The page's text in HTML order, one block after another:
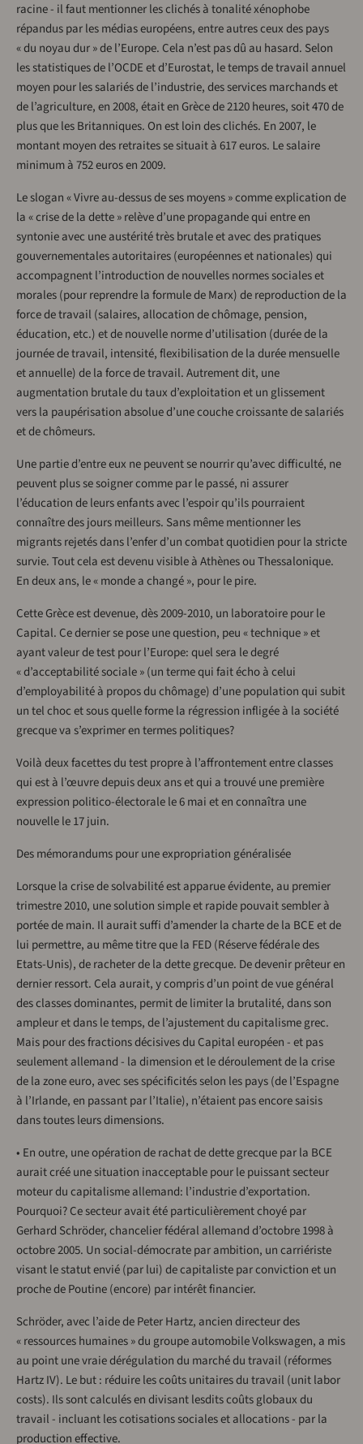
racine - il faut mentionner les clichés à tonalité xénophobe
répandus par les médias européens, entre autres ceux des pays
« du noyau dur » de l’Europe. Cela n’est pas dû au hasard. Selon
les statistiques de l’OCDE et d’Eurostat, le temps de travail annuel
moyen pour les salariés de l’industrie, des services marchands et
de l’agriculture, en 2008, était en Grèce de 2120 heures, soit 470 de
plus que les Britanniques. On est loin des clichés. En 2007, le
montant moyen des retraites se situait à 617 euros. Le salaire
minimum à 752 euros en 2009.
Le slogan « Vivre au-dessus de ses moyens » comme explication de
la « crise de la dette » relève d’une propagande qui entre en
syntonie avec une austérité très brutale et avec des pratiques
gouvernementales autoritaires (européennes et nationales) qui
accompagnent l’introduction de nouvelles normes sociales et
morales (pour reprendre la formule de Marx) de reproduction de la
force de travail (salaires, allocation de chômage, pension,
éducation, etc.) et de nouvelle norme d’utilisation (durée de la
journée de travail, intensité, flexibilisation de la durée mensuelle
et annuelle) de la force de travail. Autrement dit, une
augmentation brutale du taux d’exploitation et un glissement
vers la paupérisation absolue d’une couche croissante de salariés
et de chômeurs.
Une partie d’entre eux ne peuvent se nourrir qu’avec difficulté, ne
peuvent plus se soigner comme par le passé, ni assurer
l’éducation de leurs enfants avec l’espoir qu’ils pourraient
connaître des jours meilleurs. Sans même mentionner les
migrants rejetés dans l’enfer d’un combat quotidien pour la stricte
survie. Tout cela est devenu visible à Athènes ou Thessalonique.
En deux ans, le « monde a changé », pour le pire.
Cette Grèce est devenue, dès 2009-2010, un laboratoire pour le
Capital. Ce dernier se pose une question, peu « technique » et
ayant valeur de test pour l’Europe: quel sera le degré
« d’acceptabilité sociale » (un terme qui fait écho à celui
d’employabilité à propos du chômage) d’une population qui subit
un tel choc et sous quelle forme la régression infligée à la société
grecque va s’exprimer en termes politiques?
Voilà deux facettes du test propre à l’affrontement entre classes
qui est à l’œuvre depuis deux ans et qui a trouvé une première
expression politico-électorale le 6 mai et en connaîtra une
nouvelle le 17 juin.
Des mémorandums pour une expropriation généralisée
Lorsque la crise de solvabilité est apparue évidente, au premier
trimestre 2010, une solution simple et rapide pouvait sembler à
portée de main. Il aurait suffi d’amender la charte de la BCE et de
lui permettre, au même titre que la FED (Réserve fédérale des
Etats-Unis), de racheter de la dette grecque. De devenir prêteur en
dernier ressort. Cela aurait, y compris d’un point de vue général
des classes dominantes, permit de limiter la brutalité, dans son
ampleur et dans le temps, de l’ajustement du capitalisme grec.
Mais pour des fractions décisives du Capital européen - et pas
seulement allemand - la dimension et le déroulement de la crise
de la zone euro, avec ses spécificités selon les pays (de l’Espagne
à l’Irlande, en passant par l’Italie), n’étaient pas encore saisis
dans toutes leurs dimensions.
• En outre, une opération de rachat de dette grecque par la BCE
aurait créé une situation inacceptable pour le puissant secteur
moteur du capitalisme allemand: l’industrie d’exportation.
Pourquoi? Ce secteur avait été particulièrement choyé par
Gerhard Schröder, chancelier fédéral allemand d’octobre 1998 à
octobre 2005. Un social-démocrate par ambition, un carriériste
visant le statut envié (par lui) de capitaliste par conviction et un
proche de Poutine (encore) par intérêt financier.
Schröder, avec l’aide de Peter Hartz, ancien directeur des
« ressources humaines » du groupe automobile Volkswagen, a mis
au point une vraie dérégulation du marché du travail (réformes
Hartz IV). Le but : réduire les coûts unitaires du travail (unit labor
costs). Ils sont calculés en divisant lesdits coûts globaux du
travail - incluant les cotisations sociales et allocations - par la
production effective.